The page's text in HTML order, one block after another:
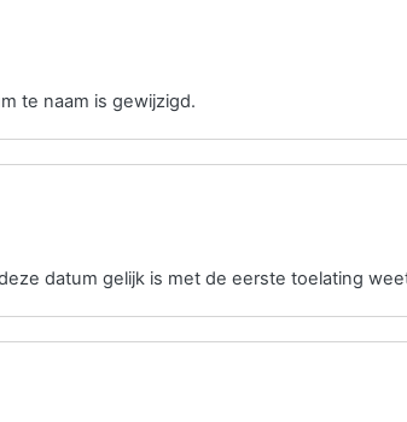
te naam is gewijzigd.
datum gelijk is met de eerste toelating